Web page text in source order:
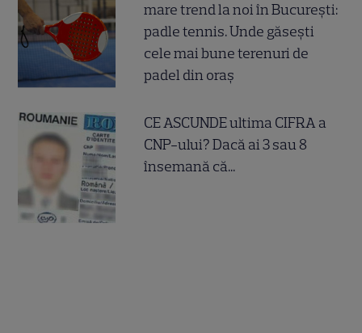
mare trend la noi în București:
padle tennis. Unde găsești
cele mai bune terenuri de
padel din oraș
CE ASCUNDE ultima CIFRA a
CNP-ului? Dacă ai 3 sau 8
însemană că...